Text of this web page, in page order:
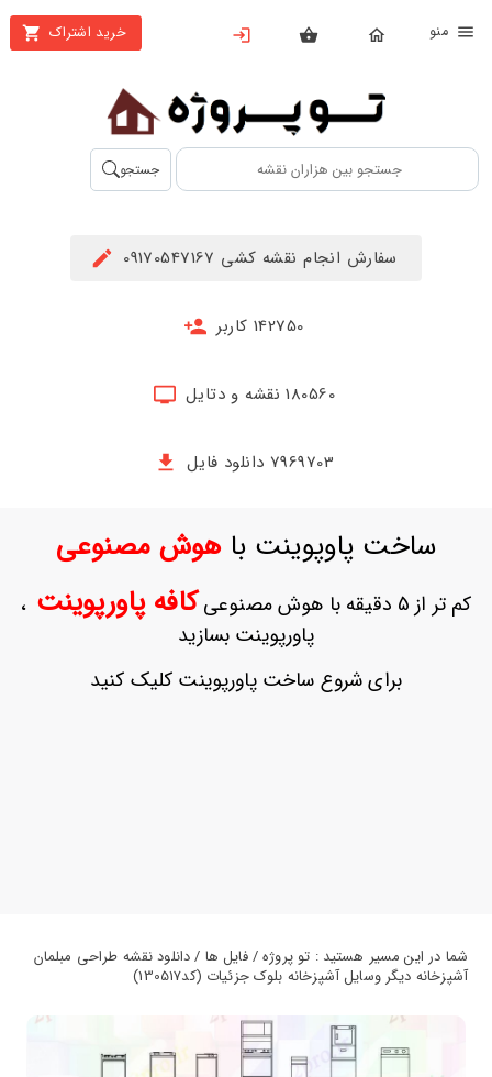
خرید اشتراک
بستن
محصولات
تهیه
اشتراک
حساب
ثبت
بازیابی
جستجو
سفارش انجام نقشه کشی 09170547167
142750 کاربر
180560 نقشه و دتایل
7969703 دانلود فایل
ساخت پاوپوینت باهوش مصنوعی
کم تر از 5 دقیقه با هوش مصنوعی کافه پاورپوینت ،
پاورپوینت بسازید
برای شروع ساخت پاورپوینت کلیک کنید
شما در این مسیر هستید : تو پروژه / فایل ها / دانلود نقشه طراحی مبلمان
آشپزخانه دیگر وسایل آشپزخانه بلوک جزئیات (کد130517)